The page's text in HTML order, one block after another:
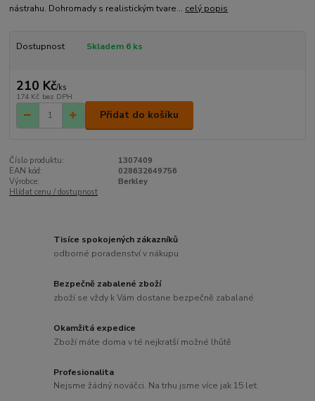
nástrahu. Dohromady s realistickým tvare... celý popis
Dostupnost Skladem 6 ks
210 Kč/ks
174 Kč bez DPH
Přidat do košíku
Číslo produktu:
1307409
EAN kód:
028632649756
Výrobce:
Berkley
Hlídat cenu / dostupnost
Tisíce spokojených zákazníků
odborné poradenství v nákupu
Bezpečně zabalené zboží
zboží se vždy k Vám dostane bezpečně zabalané
Okamžitá expedice
Zboží máte doma v té nejkratší možné lhůtě
Profesionalita
Nejsme žádný nováčci. Na trhu jsme více jak 15 let.